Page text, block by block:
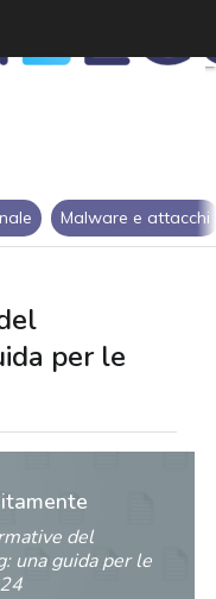
Malware e attacchi
per le
del
una guida per le